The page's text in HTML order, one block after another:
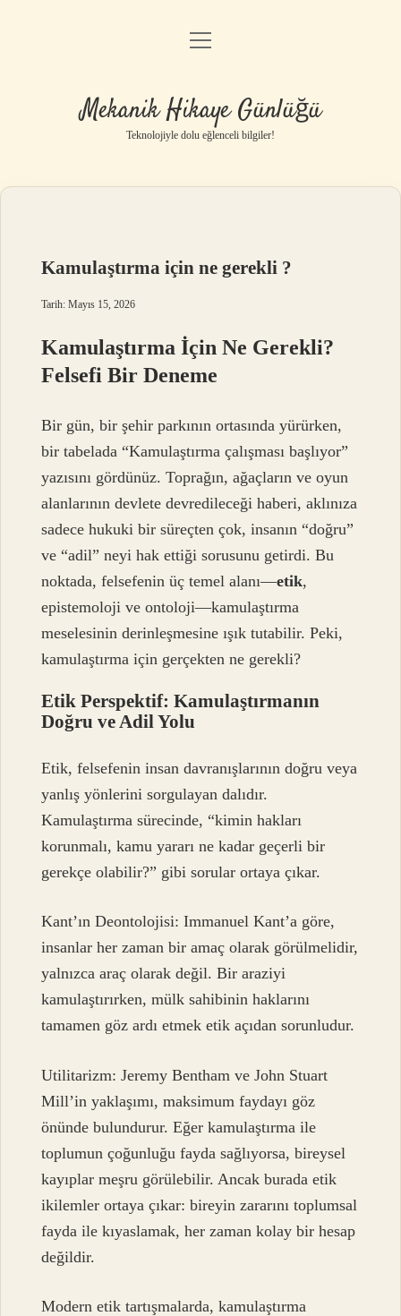
Anasayfa
Yasal Uyarı
menüyü
Mekanik Hikaye Günlüğü
Teknolojiyle dolu eğlenceli bilgiler!
Kamulaştırma için ne gerekli ?
Tarih: Mayıs 15, 2026
Kamulaştırma İçin Ne Gerekli?
Felsefi Bir Deneme
Bir gün, bir şehir parkının ortasında yürürken,
bir tabelada “Kamulaştırma çalışması başlıyor”
yazısını gördünüz. Toprağın, ağaçların ve oyun
alanlarının devlete devredileceği haberi, aklınıza
sadece hukuki bir süreçten çok, insanın “doğru”
ve “adil” neyi hak ettiği sorusunu getirdi. Bu
noktada, felsefenin üç temel alanı—etik,
epistemoloji ve ontoloji—kamulaştırma
meselesinin derinleşmesine ışık tutabilir. Peki,
kamulaştırma için gerçekten ne gerekli?
Etik Perspektif: Kamulaştırmanın
Doğru ve Adil Yolu
Etik, felsefenin insan davranışlarının doğru veya
yanlış yönlerini sorgulayan dalıdır.
Kamulaştırma sürecinde, “kimin hakları
korunmalı, kamu yararı ne kadar geçerli bir
gerekçe olabilir?” gibi sorular ortaya çıkar.
Kant’ın Deontolojisi: Immanuel Kant’a göre,
insanlar her zaman bir amaç olarak görülmelidir,
yalnızca araç olarak değil. Bir araziyi
kamulaştırırken, mülk sahibinin haklarını
tamamen göz ardı etmek etik açıdan sorunludur.
Utilitarizm: Jeremy Bentham ve John Stuart
Mill’in yaklaşımı, maksimum faydayı göz
önünde bulundurur. Eğer kamulaştırma ile
toplumun çoğunluğu fayda sağlıyorsa, bireysel
kayıplar meşru görülebilir. Ancak burada etik
ikilemler ortaya çıkar: bireyin zararını toplumsal
fayda ile kıyaslamak, her zaman kolay bir hesap
değildir.
Modern etik tartışmalarda, kamulaştırma